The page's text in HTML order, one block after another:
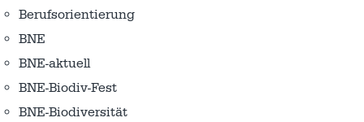
Berufsorientierung
BNE
BNE-aktuell
BNE-Biodiv-Fest
BNE-Biodiversität